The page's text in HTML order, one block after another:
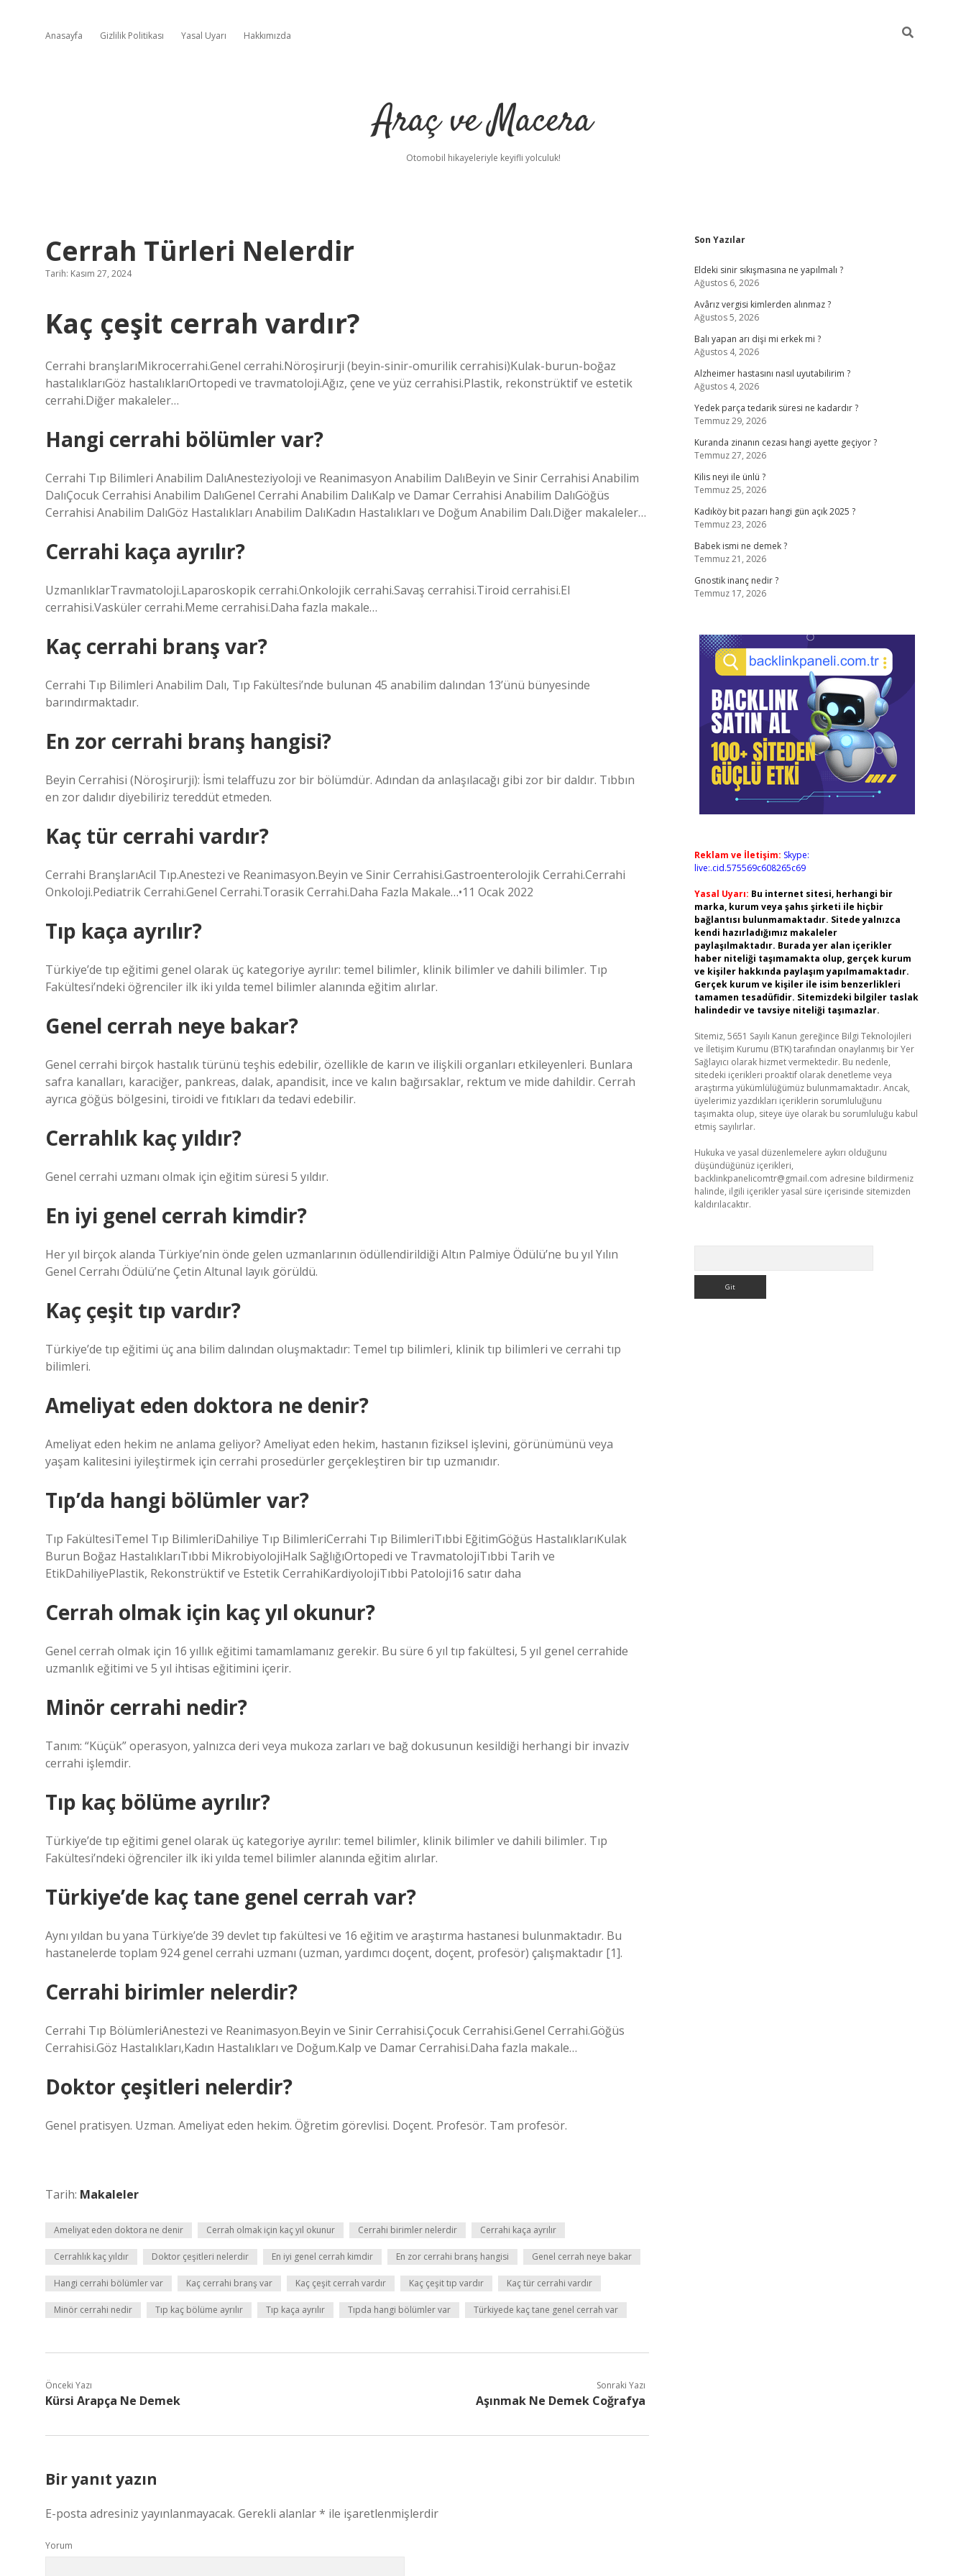
Anasayfa Gizlilik Politikası Yasal Uyarı Hakkımızda
Araç ve Macera
Otomobil hikayeleriyle keyifli yolculuk!
Cerrah Türleri Nelerdir
Tarih: Kasım 27, 2024
Kaç çeşit cerrah vardır?
Cerrahi branşlarıMikrocerrahi.Genel cerrahi.Nöroşirurji (beyin-sinir-omurilik cerrahisi)Kulak-burun-boğaz
hastalıklarıGöz hastalıklarıOrtopedi ve travmatoloji.Ağız, çene ve yüz cerrahisi.Plastik, rekonstrüktif ve estetik
cerrahi.Diğer makaleler…
Hangi cerrahi bölümler var?
Cerrahi Tıp Bilimleri Anabilim DalıAnesteziyoloji ve Reanimasyon Anabilim DalıBeyin ve Sinir Cerrahisi Anabilim
DalıÇocuk Cerrahisi Anabilim DalıGenel Cerrahi Anabilim DalıKalp ve Damar Cerrahisi Anabilim DalıGöğüs
Cerrahisi Anabilim DalıGöz Hastalıkları Anabilim DalıKadın Hastalıkları ve Doğum Anabilim Dalı.Diğer makaleler…
Cerrahi kaça ayrılır?
UzmanlıklarTravmatoloji.Laparoskopik cerrahi.Onkolojik cerrahi.Savaş cerrahisi.Tiroid cerrahisi.El
cerrahisi.Vasküler cerrahi.Meme cerrahisi.Daha fazla makale…
Kaç cerrahi branş var?
Cerrahi Tıp Bilimleri Anabilim Dalı, Tıp Fakültesi’nde bulunan 45 anabilim dalından 13’ünü bünyesinde
barındırmaktadır.
En zor cerrahi branş hangisi?
Beyin Cerrahisi (Nöroşirurji): İsmi telaffuzu zor bir bölümdür. Adından da anlaşılacağı gibi zor bir daldır. Tıbbın
en zor dalıdır diyebiliriz tereddüt etmeden.
Kaç tür cerrahi vardır?
Cerrahi BranşlarıAcil Tıp.Anestezi ve Reanimasyon.Beyin ve Sinir Cerrahisi.Gastroenterolojik Cerrahi.Cerrahi
Onkoloji.Pediatrik Cerrahi.Genel Cerrahi.Torasik Cerrahi.Daha Fazla Makale…•11 Ocak 2022
Tıp kaça ayrılır?
Türkiye’de tıp eğitimi genel olarak üç kategoriye ayrılır: temel bilimler, klinik bilimler ve dahili bilimler. Tıp
Fakültesi’ndeki öğrenciler ilk iki yılda temel bilimler alanında eğitim alırlar.
Genel cerrah neye bakar?
Genel cerrahi birçok hastalık türünü teşhis edebilir, özellikle de karın ve ilişkili organları etkileyenleri. Bunlara
safra kanalları, karaciğer, pankreas, dalak, apandisit, ince ve kalın bağırsaklar, rektum ve mide dahildir. Cerrah
ayrıca göğüs bölgesini, tiroidi ve fıtıkları da tedavi edebilir.
Cerrahlık kaç yıldır?
Genel cerrahi uzmanı olmak için eğitim süresi 5 yıldır.
En iyi genel cerrah kimdir?
Her yıl birçok alanda Türkiye’nin önde gelen uzmanlarının ödüllendirildiği Altın Palmiye Ödülü’ne bu yıl Yılın
Genel Cerrahı Ödülü’ne Çetin Altunal layık görüldü.
Kaç çeşit tıp vardır?
Türkiye’de tıp eğitimi üç ana bilim dalından oluşmaktadır: Temel tıp bilimleri, klinik tıp bilimleri ve cerrahi tıp
bilimleri.
Ameliyat eden doktora ne denir?
Ameliyat eden hekim ne anlama geliyor? Ameliyat eden hekim, hastanın fiziksel işlevini, görünümünü veya
yaşam kalitesini iyileştirmek için cerrahi prosedürler gerçekleştiren bir tıp uzmanıdır.
Tıp’da hangi bölümler var?
Tıp FakültesiTemel Tıp BilimleriDahiliye Tıp BilimleriCerrahi Tıp BilimleriTıbbi EğitimGöğüs HastalıklarıKulak
Burun Boğaz HastalıklarıTıbbi MikrobiyolojiHalk SağlığıOrtopedi ve TravmatolojiTıbbi Tarih ve
EtikDahiliyePlastik, Rekonstrüktif ve Estetik CerrahiKardiyolojiTıbbi Patoloji16 satır daha
Cerrah olmak için kaç yıl okunur?
Genel cerrah olmak için 16 yıllık eğitimi tamamlamanız gerekir. Bu süre 6 yıl tıp fakültesi, 5 yıl genel cerrahide
uzmanlık eğitimi ve 5 yıl ihtisas eğitimini içerir.
Minör cerrahi nedir?
Tanım: “Küçük” operasyon, yalnızca deri veya mukoza zarları ve bağ dokusunun kesildiği herhangi bir invaziv
cerrahi işlemdir.
Tıp kaç bölüme ayrılır?
Türkiye’de tıp eğitimi genel olarak üç kategoriye ayrılır: temel bilimler, klinik bilimler ve dahili bilimler. Tıp
Fakültesi’ndeki öğrenciler ilk iki yılda temel bilimler alanında eğitim alırlar.
Türkiye’de kaç tane genel cerrah var?
Aynı yıldan bu yana Türkiye’de 39 devlet tıp fakültesi ve 16 eğitim ve araştırma hastanesi bulunmaktadır. Bu
hastanelerde toplam 924 genel cerrahi uzmanı (uzman, yardımcı doçent, doçent, profesör) çalışmaktadır [1].
Cerrahi birimler nelerdir?
Cerrahi Tıp BölümleriAnestezi ve Reanimasyon.Beyin ve Sinir Cerrahisi.Çocuk Cerrahisi.Genel Cerrahi.Göğüs
Cerrahisi.Göz Hastalıkları,Kadın Hastalıkları ve Doğum.Kalp ve Damar Cerrahisi.Daha fazla makale…
Doktor çeşitleri nelerdir?
Genel pratisyen. Uzman. Ameliyat eden hekim. Öğretim görevlisi. Doçent. Profesör. Tam profesör.
Tarih: Makaleler
Ameliyat eden doktora ne denir Cerrah olmak için kaç yıl okunur Cerrahi birimler nelerdir Cerrahi kaça ayrılır
Cerrahlık kaç yıldır Doktor çeşitleri nelerdir En iyi genel cerrah kimdir En zor cerrahi branş hangisi Genel cerrah neye bakar
Hangi cerrahi bölümler var Kaç cerrahi branş var Kaç çeşit cerrah vardır Kaç çeşit tıp vardır Kaç tür cerrahi vardır
Minör cerrahi nedir Tıp kaç bölüme ayrılır Tıp kaça ayrılır Tıpda hangi bölümler var Türkiyede kaç tane genel cerrah var
Önceki Yazı
Kürsi Arapça Ne Demek
Sonraki Yazı
Aşınmak Ne Demek Coğrafya
Bir yanıt yazın
E-posta adresiniz yayınlanmayacak. Gerekli alanlar* ile işaretlenmişlerdir
Yorum
Sidebar
Son Yazılar
Eldeki sinir sıkışmasına ne yapılmalı ?
Ağustos 6, 2026
Avârız vergisi kimlerden alınmaz ?
Ağustos 5, 2026
Balı yapan arı dişi mi erkek mi ?
Ağustos 4, 2026
Alzheimer hastasını nasıl uyutabilirim ?
Ağustos 4, 2026
Yedek parça tedarik süresi ne kadardır ?
Temmuz 29, 2026
Kuranda zinanın cezası hangi ayette geçiyor ?
Temmuz 27, 2026
Kilis neyi ile ünlü ?
Temmuz 25, 2026
Kadıköy bit pazarı hangi gün açık 2025 ?
Temmuz 23, 2026
Babek ismi ne demek ?
Temmuz 21, 2026
Gnostik inanç nedir ?
Temmuz 17, 2026
Reklam ve İletişim: Skype:
live:.cid.575569c608265c69
Yasal Uyarı: Bu internet sitesi, herhangi bir
marka, kurum veya şahıs şirketi ile hiçbir
bağlantısı bulunmamaktadır. Sitede yalnızca
kendi hazırladığımız makaleler
paylaşılmaktadır. Burada yer alan içerikler
haber niteliği taşımamakta olup, gerçek kurum
ve kişiler hakkında paylaşım yapılmamaktadır.
Gerçek kurum ve kişiler ile isim benzerlikleri
tamamen tesadüfidir. Sitemizdeki bilgiler taslak
halindedir ve tavsiye niteliği taşımazlar.
Sitemiz, 5651 Sayılı Kanun gereğince Bilgi Teknolojileri
ve İletişim Kurumu (BTK) tarafından onaylanmış bir Yer
Sağlayıcı olarak hizmet vermektedir. Bu nedenle,
sitedeki içerikleri proaktif olarak denetleme veya
araştırma yükümlülüğümüz bulunmamaktadır. Ancak,
üyelerimiz yazdıkları içeriklerin sorumluluğunu
taşımakta olup, siteye üye olarak bu sorumluluğu kabul
etmiş sayılırlar.
Hukuka ve yasal düzenlemelere aykırı olduğunu
düşündüğünüz içerikleri,
backlinkpanelicomtr@gmail.com adresine bildirmeniz
halinde, ilgili içerikler yasal süre içerisinde sitemizden
kaldırılacaktır.